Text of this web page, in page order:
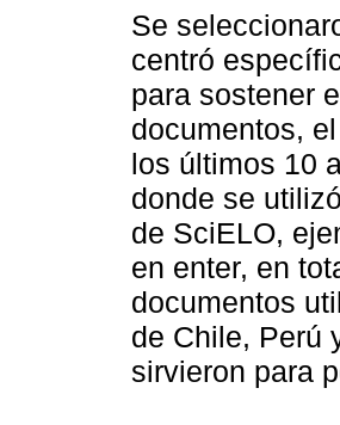
Se
centró
para sostener
documentos,
los últimos 10
donde se
de SciELO,
en enter, en
documentos
de Chile, Perú
sirvieron para